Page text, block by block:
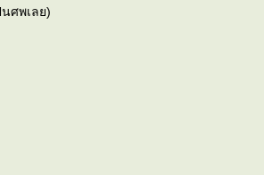
ศพเลย)